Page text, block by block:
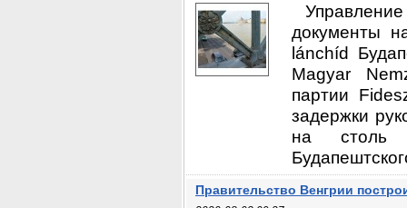
документы
lánchíd
Magyar
партии
задержки
на столь
Правительство Венгрии